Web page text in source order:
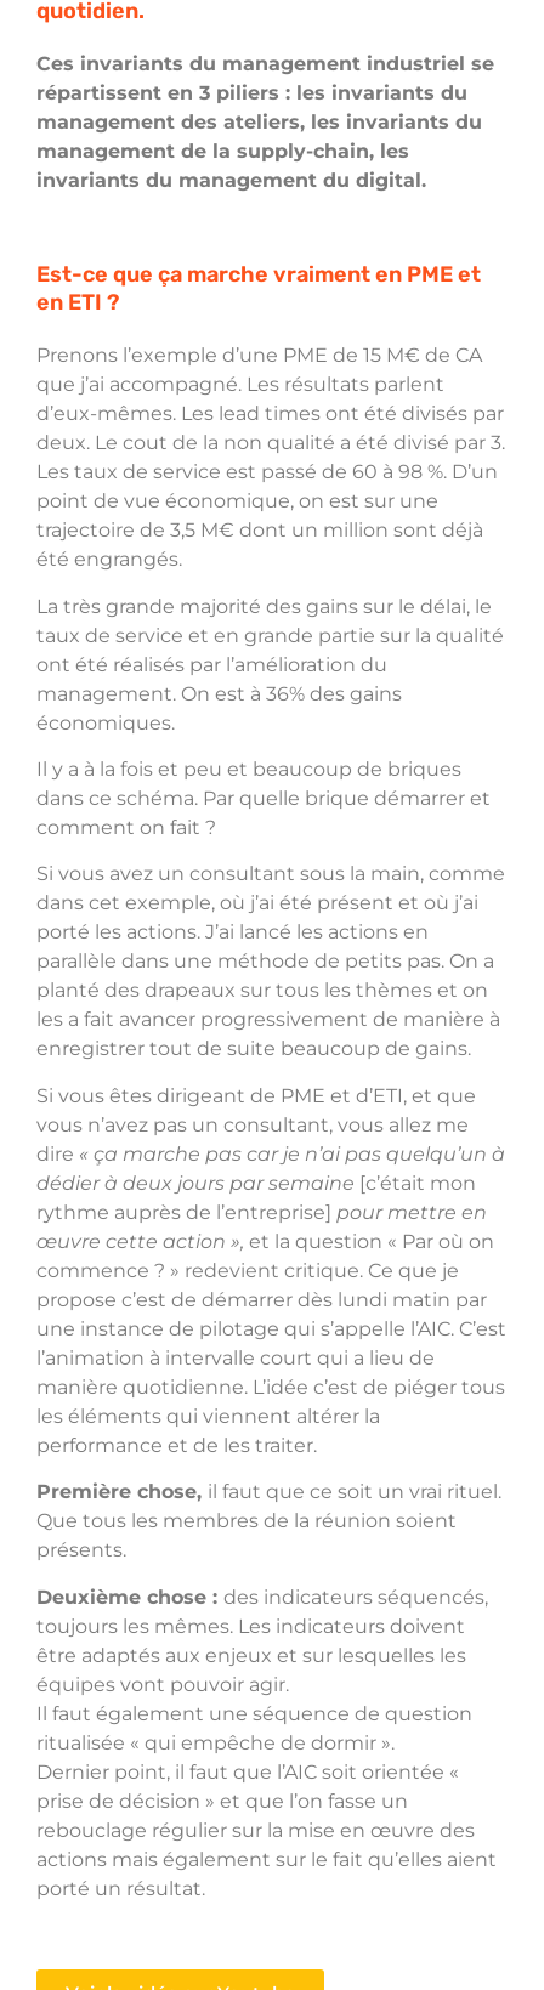
quotidien.
Ces invariants du management industriel se
répartissent en 3 piliers : les invariants du
management des ateliers, les invariants du
management de la supply-chain, les
invariants du management du digital.
Est-ce que ça marche vraiment en PME et
en ETI ?
Prenons l’exemple d’une PME de 15 M€ de CA
que j’ai accompagné. Les résultats parlent
d’eux-mêmes. Les lead times ont été divisés par
deux. Le cout de la non qualité a été divisé par 3.
Les taux de service est passé de 60 à 98 %. D’un
point de vue économique, on est sur une
trajectoire de 3,5 M€ dont un million sont déjà
été engrangés.
La très grande majorité des gains sur le délai, le
taux de service et en grande partie sur la qualité
ont été réalisés par l’amélioration du
management. On est à 36% des gains
économiques.
Il y a à la fois et peu et beaucoup de briques
dans ce schéma. Par quelle brique démarrer et
comment on fait ?
Si vous avez un consultant sous la main, comme
dans cet exemple, où j’ai été présent et où j’ai
porté les actions. J’ai lancé les actions en
parallèle dans une méthode de petits pas. On a
planté des drapeaux sur tous les thèmes et on
les a fait avancer progressivement de manière à
enregistrer tout de suite beaucoup de gains.
Si vous êtes dirigeant de PME et d’ETI, et que
vous n’avez pas un consultant, vous allez me
dire « ça marche pas car je n’ai pas quelqu’un à
dédier à deux jours par semaine [c’était mon
rythme auprès de l’entreprise] pour mettre en
œuvre cette action », et la question « Par où on
commence ? » redevient critique. Ce que je
propose c’est de démarrer dès lundi matin par
une instance de pilotage qui s’appelle l’AIC. C’est
l’animation à intervalle court qui a lieu de
manière quotidienne. L’idée c’est de piéger tous
les éléments qui viennent altérer la
performance et de les traiter.
Première chose, il faut que ce soit un vrai rituel.
Que tous les membres de la réunion soient
présents.
Deuxième chose : des indicateurs séquencés,
toujours les mêmes. Les indicateurs doivent
être adaptés aux enjeux et sur lesquelles les
équipes vont pouvoir agir.
Il faut également une séquence de question
ritualisée « qui empêche de dormir ».
Dernier point, il faut que l’AIC soit orientée «
prise de décision » et que l’on fasse un
rebouclage régulier sur la mise en œuvre des
actions mais également sur le fait qu’elles aient
porté un résultat.